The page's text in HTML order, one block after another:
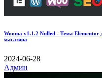
Wooma v1.1.2 Nulled - Тема Elementor
магазина
2024-06-28
Админ